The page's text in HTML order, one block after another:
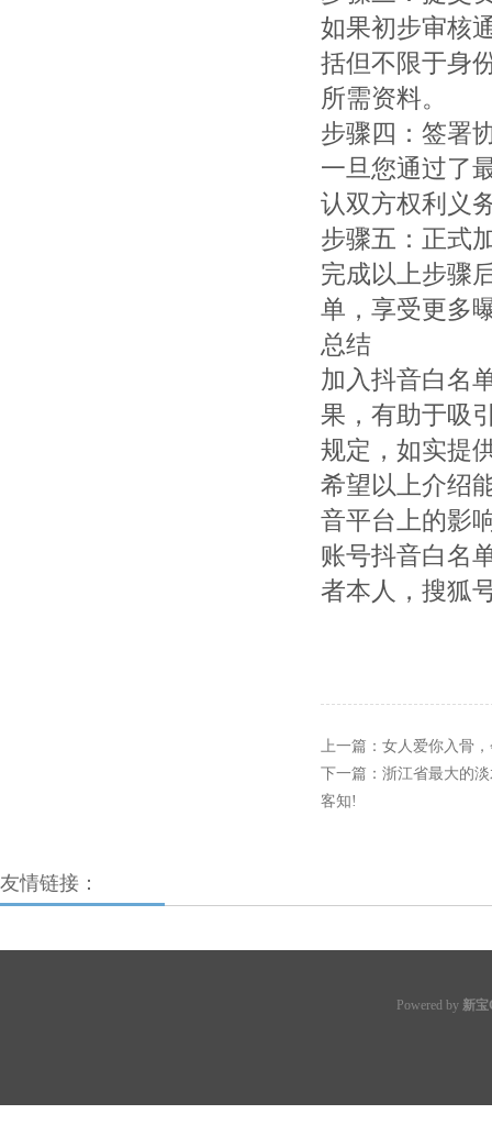
如果初步审核
括但不限于身
所需资料。
步骤四：签署
一旦您通过了
认双方权利义
步骤五：正式
完成以上步骤
单，享受更多
总结
加入抖音白名
果，有助于吸
规定，如实提
希望以上介绍
音平台上的影
账号抖音白名
者本人，搜狐
上一篇： 女人爱你入骨
下一篇： 浙江省最大的
客知!
友情链接：
Powered by 新宝